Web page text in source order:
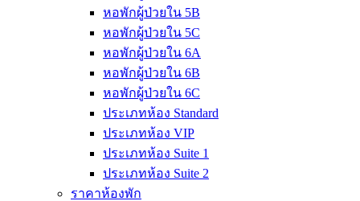
หอพักผู้ป่วยใน 5B
หอพักผู้ป่วยใน 5C
หอพักผู้ป่วยใน 6A
หอพักผู้ป่วยใน 6B
หอพักผู้ป่วยใน 6C
ประเภทห้อง Standard
ประเภทห้อง VIP
ประเภทห้อง Suite 1
ประเภทห้อง Suite 2
ราคาห้องพัก